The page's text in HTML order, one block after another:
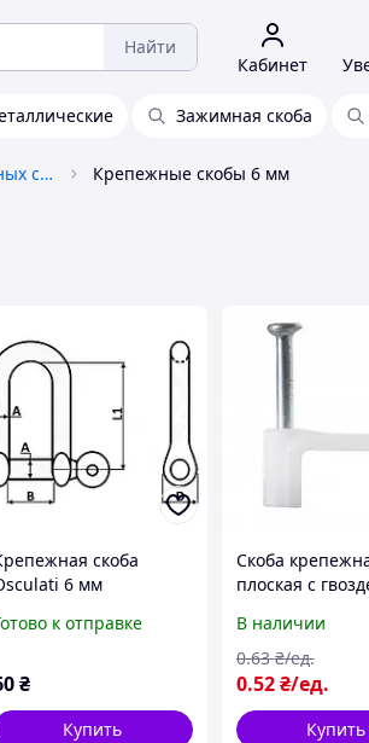
Найти
Кабинет
Зажимная скоба
Скобы, гвозди для строительных степлеров Крепежные скобы 6 мм
скоба
6 мм
соединения якоря
к отправке
₴
Купить
Скоба
плоская с
[A0150030017]
В наличии
0.52 ₴/ед.
0.63 ₴/ед.
Купить